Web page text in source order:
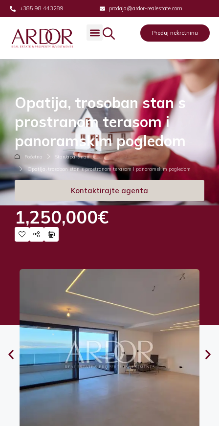
+385 98 443289 prodaja@ardor-realestate.com
Prodaj nekretninu
Opatija, trosoban stan s
prostranom terasom i
panoramskim pogledom
Početna
Stan/apartman
Opatija, trosoban stan s prostranom terasom i panoramskim pogledom
Kontaktirajte agenta
1,250,000€